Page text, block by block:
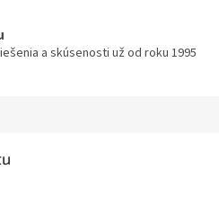
a skúsenosti už od roku 1995